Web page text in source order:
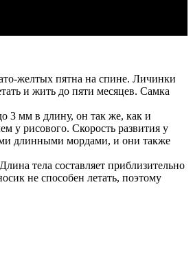
желтых пятна на спине. Личинки
и жить до пяти месяцев. Самка
3 мм в длину, он так же, как и
у рисового. Скорость развития у
длинными мордами, и они также
тела составляет приблизительно
не способен летать, поэтому